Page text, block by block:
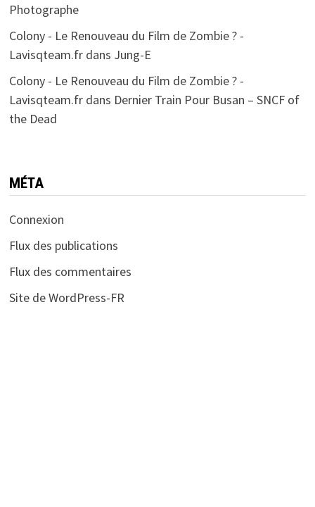
Photographe
Colony - Le Renouveau du Film de Zombie ? -
Lavisqteam.frdans Jung-E
Colony - Le Renouveau du Film de Zombie ? -
Lavisqteam.frdans Dernier Train Pour Busan – SNCF of
the Dead
MÉTA
Connexion
Flux des publications
Flux des commentaires
Site de WordPress-FR